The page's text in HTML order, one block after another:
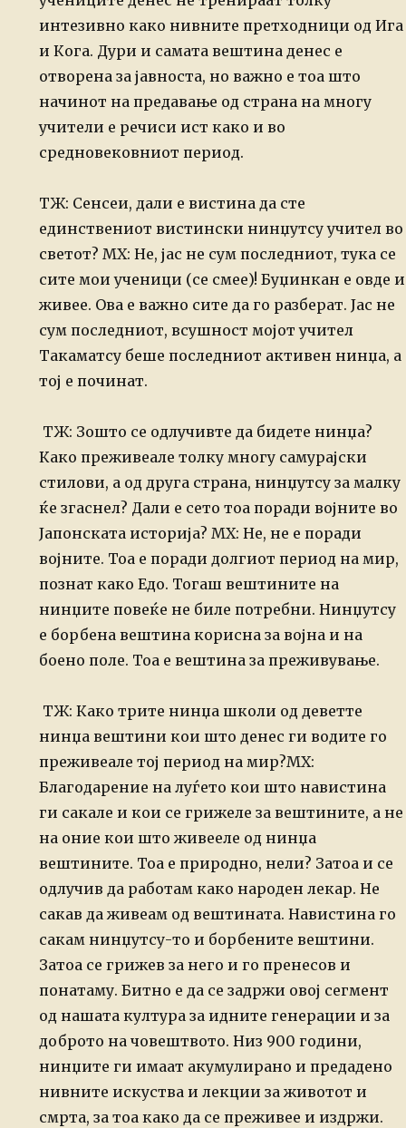
интезивно како нивните претходници од Ига
и Кога. Дури и самата вештина денес е
отворена за јавноста, но важно е тоа што
начинот на предавање од страна на многу
учители е речиси ист како и во
средновековниот период.
ТЖ: Сенсеи, дали е вистина да сте
единствениот вистински нинџутсу учител во
светот? МХ: Не, јас не сум последниот, тука се
сите мои ученици (се смее)! Буџинкан е овде и
живее. Ова е важно сите да го разберат. Јас не
сумпоследниот, всушност мојот учител
Такаматсу беше последниот активен нинџа, а
тој е починат.
ТЖ: Зошто се одлучивте да бидете нинџа?
Како преживеале толку многу самурајски
стилови, а од друга страна, нинџутсу за малку
ќе згаснел? Дали е сето тоа поради војните во
Јапонската историја? МХ: Не, не е поради
војните. Тоа е поради долгиот период на мир,
познат како Едо. Тогаш вештините на
нинџите повеќе не биле потребни. Нинџутсу
е борбена вештина корисна за војна и на
боено поле. Тоа е вештина запреживување.
ТЖ: Како трите нинџа школи од деветте
нинџа вештини кои што денес ги водите го
преживеале тој период на мир?МХ:
Благодарение на луѓето кои што навистина
ги сакале и кои се грижеле за вештините, а не
на оние кои што живееле од нинџа
вештините. Тоа е природно, нели? Затоа и се
одлучив да работам како народен лекар. Не
сакав да живеам од вештината. Навистина го
сакам нинџутсу-то и борбените вештини.
Затоа се грижев за него и го пренесов и
понатаму. Битно е да се задржи овој сегмент
од нашата култура за идните генерации и за
доброто на човештвото. Низ 900 години,
нинџите ги имаат акумулирано и предадено
нивните искуства и лекции за животот и
смрта, за тоа како да се преживее и издржи.